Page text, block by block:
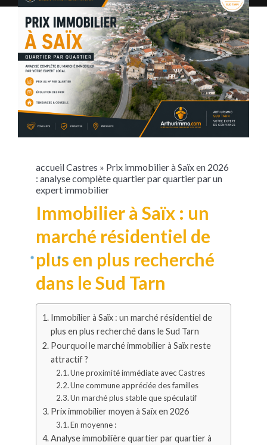
accueilCastres » Prix immobilier à Saïx en 2026
: analyse complète quartier par quartier par un
expert immobilier
Immobilier à Saïx : un
marché résidentiel de
plus en plus recherché
dans le Sud Tarn
Immobilier à Saïx : un marché résidentiel de
plus en plus recherché dans le Sud Tarn
Pourquoi le marché immobilier à Saïx reste
attractif ?
Une proximité immédiate avec Castres
Une commune appréciée des familles
Un marché plus stable que spéculatif
Prix immobilier moyen à Saïx en 2026
En moyenne :
Analyse immobilière quartier par quartier à